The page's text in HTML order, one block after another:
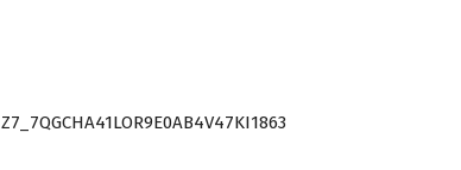
Z7_7QGCHA41LOR9E0AB4V47KI1863